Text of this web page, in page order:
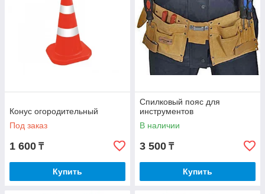
Конус огородительный
Под заказ
1 600 ₸
Купить
Спилковый пояс для
инструментов
В наличии
3 500 ₸
Купить